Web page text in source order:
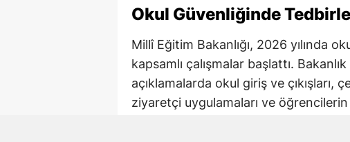
Okul Güvenliğinde
Millî Eğitim Bakanlığı, 2026 yılında
kapsamlı çalışmalar başlattı.
açıklamalarda okul giriş ve
ziyaretçi uygulamaları ve